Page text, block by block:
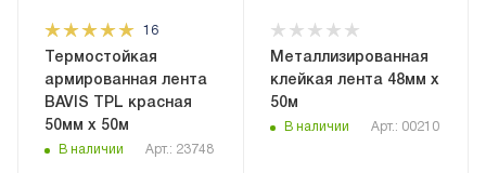
16
Термостойкая
армированная лента
BAVIS TPL красная
50мм x 50м
В наличии Арт.: 23748
Металлизированная
клейкая лента 48мм х
50м
В наличии Арт.: 00210